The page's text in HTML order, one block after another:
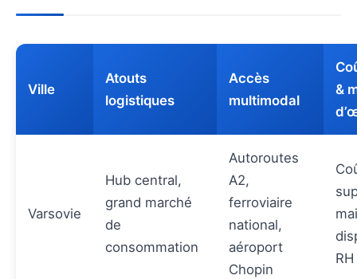
Ville
Atouts
logistiques
Accès
multimodal
&
Varsovie
Hub central,
grand marché
de
consommation
Autoroutes
A2,
ferroviaire
national,
aéroport
Chopin
RH